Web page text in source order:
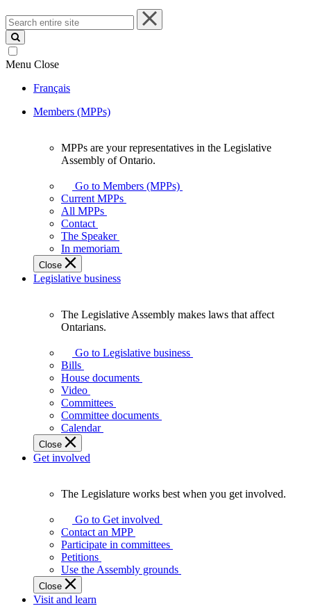
Search
entire
site
Menu Close
Français
Members (MPPs)
your
representatives
Legislative
Assembly
of
Ontario.
MPPs are your representatives in the Legislative
Assembly of Ontario.
Go to Members (MPPs)
Current MPPs
All MPPs
Contact
The Speaker
In memoriam
Close
Legislative business
Assembly
makes
laws
affect
Ontarians.
The Legislative Assembly makes laws that affect
Ontarians.
Go to Legislative business
Bills
House documents
Video
Committees
Committee documents
Calendar
Close
Get involved
Legislature
works
best
when
get
involved.
The Legislature works best when you get involved.
Go to Get involved
Contact an MPP
Participate in committees
Petitions
Use the Assembly grounds
Close
Visit and learn